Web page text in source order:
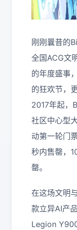
刚刚曩昔的
全国ACG文
的年度盛事
的狂欢节，
2017年起，
社区中心型
动第一轮门
秒内售罄，
罄。
在这场文明
款立异AI产
Legion